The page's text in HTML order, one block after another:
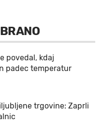
BRANO
povedal, kdaj
padec temperatur
trgovine: Zaprli